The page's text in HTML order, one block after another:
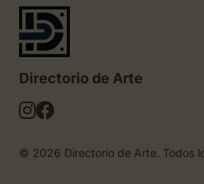
Directorio de Arte
© 2026 Directorio de Arte. Todos